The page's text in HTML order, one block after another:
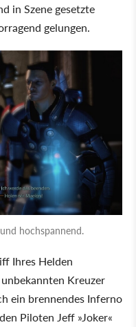
in Szene gesetzte
gelungen.
hochspannend.
Ihres Helden
Kreuzer
ein brennendes Inferno
Piloten Jeff »Joker«